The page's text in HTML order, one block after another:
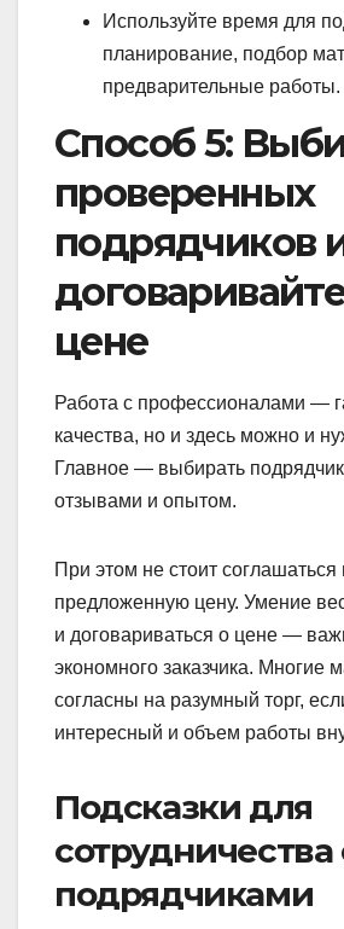
Используйте время для
планирование, подбор
предварительные работы.
Способ 5:
проверенных
подрядчиков
цене
Работа с профессионалами —
качества, но и здесь можно и
Главное — выбирать
отзывами и опытом.
При этом не стоит
предложенную цену. Умение
и договариваться о цене —
экономного заказчика. Многие
согласны на разумный торг,
интересный и объем работы
Подсказки для
сотрудничества
подрядчиками